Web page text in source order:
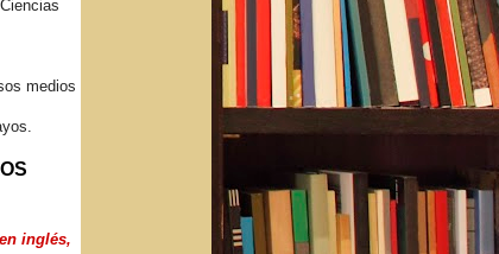
medios
inglés,